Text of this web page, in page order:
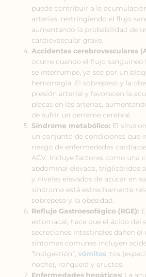
puede contribuir a la
arterias, restringiendo el flujo
aumentando la probabilidad de
cardiovascular grave.
Accidentes cerebrovasculares
ocurre cuando el flujo sanguíneo
se interrumpe, ya sea por un
hemorragia. El sobrepeso y la
presión arterial y favorecen la
placas en las arterias,
de sufrir un derrame cerebral.
Síndrome metabólico: El
un conjunto de condiciones que
riesgo de enfermedades
ACV. Incluye factores como una
abdominal elevada, triglicéridos
y niveles elevados de azúcar en
síndrome está estrechamente
sobrepeso y la obesidad.
Reflujo Gastroesofágico (RGE):
estomacal, hace que el ácido del
secreciones intestinales dañen el
síntomas comunes incluyen
“indigestión”,vómitos , tos
noche), ronquera y eructos.
Enfermedades hepáticas: La